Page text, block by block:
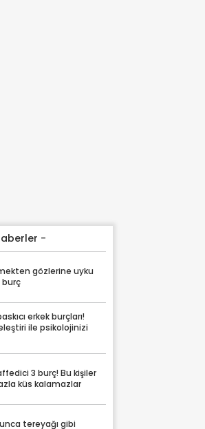
-
gözlerine uyku
burç
erkek burçları!
ile psikolojinizi
3 burç! Bu kişiler
küs kalamazlar
tereyağı gibi